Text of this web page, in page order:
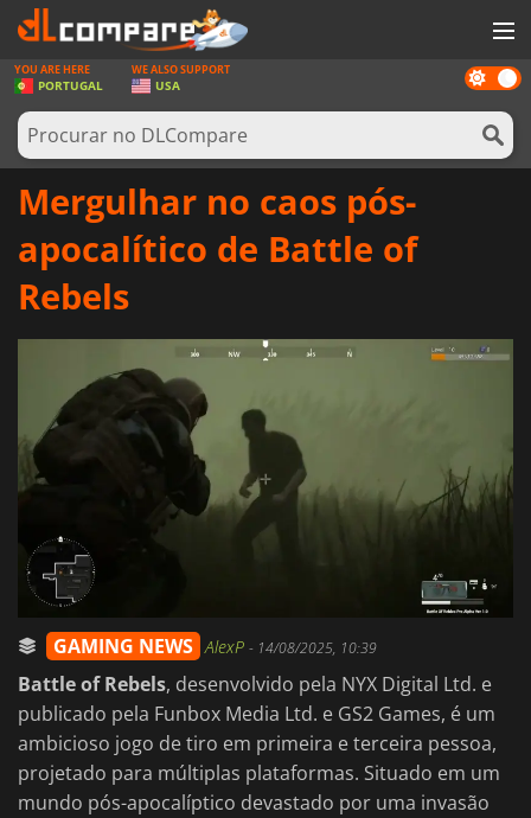
JOGOS
GAME CARDS
SOFTWARE
REWARDS
HARDWARE
ENTRAR OU REGISTAR
Dark
mode
YOU ARE HERE
PORTUGAL
WE ALSO SUPPORT
USA
Mergulhar no caos pós-
apocalítico de Battle of
Rebels
GAMING NEWS AlexP - 14/08/2025, 10:39
Battle of Rebels, desenvolvido pela NYX Digital Ltd. e
publicado pela Funbox Media Ltd. e GS2 Games, é um
ambicioso jogo de tiro em primeira e terceira pessoa,
projetado para múltiplas plataformas. Situado em um
mundo pós-apocalíptico devastado por uma invasão